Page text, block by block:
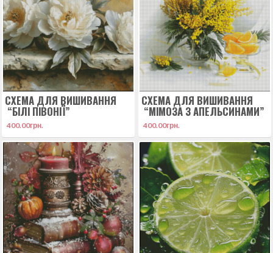
СХЕМА ДЛЯ ВИШИВАННЯ
“БІЛІ ПІВОНІЇ”
400.00грн.
СХЕМА ДЛЯ ВИШИВАННЯ
“МІМОЗА З АПЕЛЬСИНАМИ”
400.00грн.